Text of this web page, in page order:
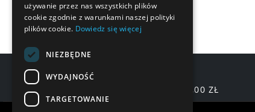
DARMOWA DOSTAWA OD 200,00 ZŁ
używanie przez nas wszystkich plików
cookie zgodnie z warunkami naszej polityki
plików cookie. Dowiedz się więcej
NIEZBĘDNE
WYDAJNOŚĆ
TARGETOWANIE